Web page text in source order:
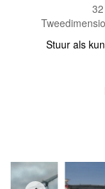
Stuur als